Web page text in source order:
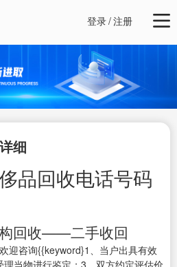
登录/注册
细
品回收电话号码
回收——二手收回
欢迎咨询{{keyword}1、当户出具有效